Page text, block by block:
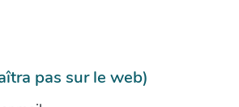
pas sur le web)